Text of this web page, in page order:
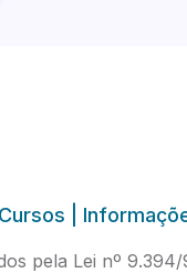
|
pela Lei nº